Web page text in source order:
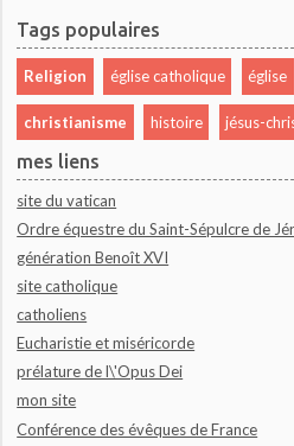
Tags populaires
Religion église catholique église
christianisme histoire jésus-
mes liens
site du vatican
Ordre équestre du Saint-Sépulcre de
génération Benoît XVI
site catholique
catholiens
Eucharistie et miséricorde
prélature de l\'Opus Dei
mon site
Conférence des évêques de France